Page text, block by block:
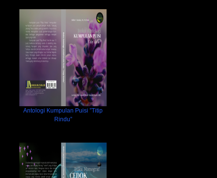
Antologi Kumpulan Puisi ”Titip
Rindu”